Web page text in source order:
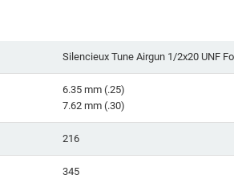
Silencieux Tune Airgun 1/2x20 UNF
6.35 mm (.25)
7.62 mm (.30)
216
345